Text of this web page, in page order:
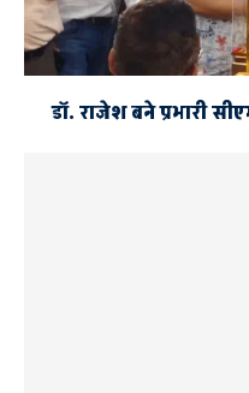
डॉ. राजेश बने प्रभारी